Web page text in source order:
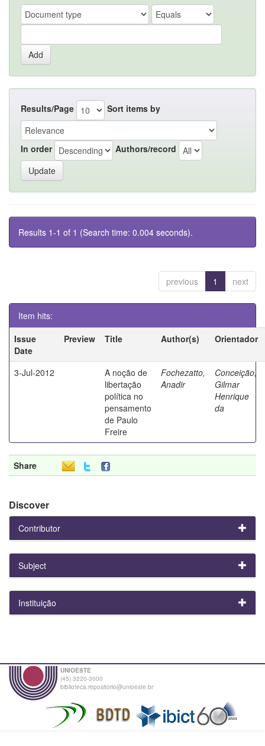
Results/Page Sort items by
In order Authors/record
Results 1-1 of 1 (Search time: 0.004 seconds).
previous 1 next
Item hits:
Issue
Date
Preview Title Author(s) Orientador
3-Jul-2012
A noção de
libertação
política no
pensamento
de Paulo
Freire
Fochezatto,
Anadir
Conceição,
Gilmar
Henrique
da
Share
Discover
Contributor
Subject
Instituição
UNIOESTE
(45) 3220-3000
biblioteca.repositorio@unioeste.br